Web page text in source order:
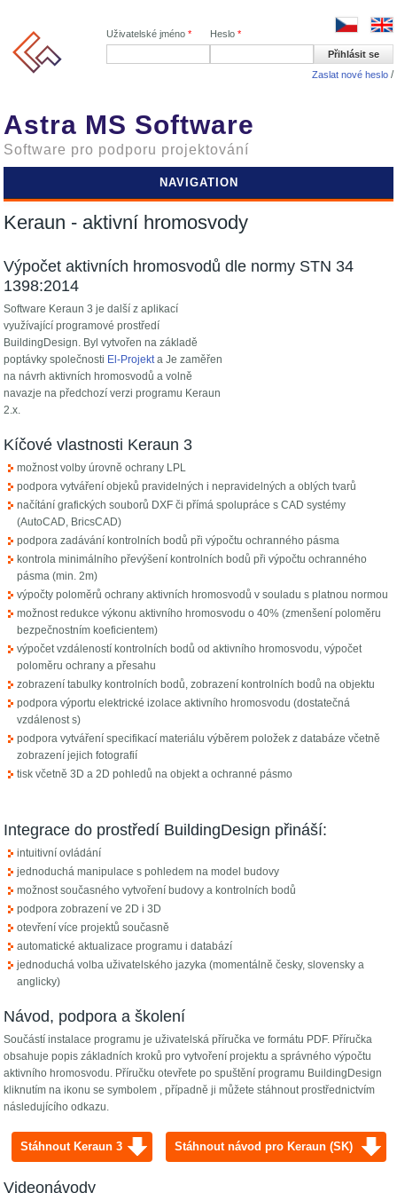
Uživatelské jméno * Heslo *
Zaslat nové heslo
Astra MS Software
Software pro podporu projektování
NAVIGATION
Keraun - aktivní hromosvody
Výpočet aktivních hromosvodů dle normy STN 34
1398:2014
Software Keraun 3 je další z aplikací
využívající programové prostředí
BuildingDesign. Byl vytvořen na základě
poptávky společnosti El-Projekta Je zaměřen
na návrh aktivních hromosvodů a volně
navazje na předchozí verzi programu Keraun
2.x.
Kíčové vlastnosti Keraun 3
možnost volby úrovně ochrany LPL
podpora vytváření objeků pravidelných i nepravidelných a oblých tvarů
načítání grafických souborů DXF či přímá spolupráce s CAD systémy
(AutoCAD, BricsCAD)
podpora zadávání kontrolních bodů při výpočtu ochranného pásma
kontrola minimálního převýšení kontrolních bodů při výpočtu ochranného
pásma (min. 2m)
výpočty poloměrů ochrany aktivních hromosvodů v souladu s platnou normou
možnost redukce výkonu aktivního hromosvodu o 40% (zmenšení poloměru
bezpečnostním koeficientem)
výpočet vzdáleností kontrolních bodů od aktivního hromosvodu, výpočet
poloměru ochrany a přesahu
zobrazení tabulky kontrolních bodů, zobrazení kontrolních bodů na objektu
podpora výportu elektrické izolace aktivního hromosvodu (dostatečná
vzdálenost s)
podpora vytváření specifikací materiálu výběrem položek z databáze včetně
zobrazení jejich fotografií
tisk včetně 3D a 2D pohledů na objekt a ochranné pásmo
Integrace do prostředí BuildingDesign přináší:
intuitivní ovládání
jednoduchá manipulace s pohledem na model budovy
možnost současného vytvoření budovy a kontrolních bodů
podpora zobrazení ve 2D i 3D
otevření více projektů současně
automatické aktualizace programu i databází
jednoduchá volba uživatelského jazyka (momentálně česky, slovensky a
anglicky)
Návod, podpora a školení
Součástí instalace programu je uživatelská příručka ve formátu PDF. Příručka
obsahuje popis základních kroků pro vytvoření projektu a správného výpočtu
aktivního hromosvodu. Příručku otevřete po spuštění programu BuildingDesign
kliknutím na ikonu se symbolem , případně ji můžete stáhnout prostřednictvím
následujícího odkazu.
Stáhnout Keraun 3 Stáhnout návod pro Keraun (SK)
Videonávody